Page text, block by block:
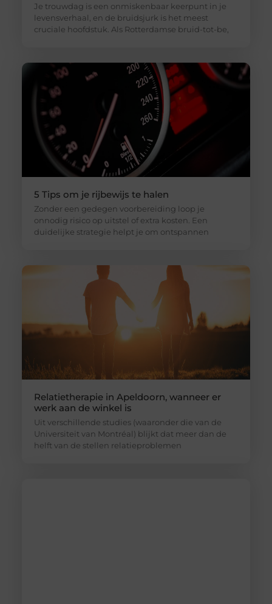
Je trouwdag is een onmiskenbaar keerpunt in je
levensverhaal, en de bruidsjurk is het meest
cruciale hoofdstuk. Als Rotterdamse bruid-tot-be,
5 Tips om je rijbewijs te halen
Zonder een gedegen voorbereiding loop je
onnodig risico op uitstel of extra kosten. Een
duidelijke strategie helpt je om ontspannen
Relatietherapie in Apeldoorn, wanneer er
werk aan de winkel is
Uit verschillende studies (waaronder die van de
Universiteit van Montréal) blijkt dat meer dan de
helft van de stellen relatieproblemen